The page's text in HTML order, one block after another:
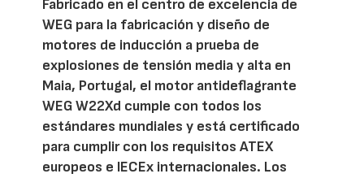
Fabricado en el centro de excelencia de
WEG para la fabricación y diseño de
motores de inducción a prueba de
explosiones de tensión media y alta en
Maia, Portugal, el motor antideflagrante
WEG W22Xd cumple con todos los
estándares mundiales y está certificado
para cumplir con los requisitos ATEX
europeos e IECEx internacionales. Los